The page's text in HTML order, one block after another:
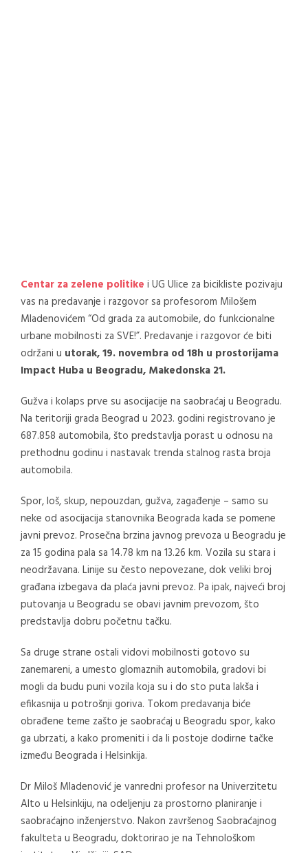
Centar za zelene politike i UG Ulice za bicikliste pozivaju
vas na predavanje i razgovor sa profesorom Milošem
Mladenovićem “Od grada za automobile, do funkcionalne
urbane mobilnosti za SVE!”. Predavanje i razgovor će biti
održani u utorak, 19. novembra od 18h u prostorijama
Impact Huba u Beogradu, Makedonska 21.
Gužva i kolaps prve su asocijacije na saobraćaj u Beogradu.
Na teritoriji grada Beograd u 2023. godini registrovano je
687.858 automobila, što predstavlja porast u odnosu na
prethodnu godinu i nastavak trenda stalnog rasta broja
automobila.
Spor, loš, skup, nepouzdan, gužva, zagađenje – samo su
neke od asocijacija stanovnika Beograda kada se pomene
javni prevoz. Prosečna brzina javnog prevoza u Beogradu je
za 15 godina pala sa 14.78 km na 13.26 km. Vozila su stara i
neodržavana. Linije su često nepovezane, dok veliki broj
građana izbegava da plaća javni prevoz. Pa ipak, najveći broj
putovanja u Beogradu se obavi javnim prevozom, što
predstavlja dobru početnu tačku.
Sa druge strane ostali vidovi mobilnosti gotovo su
zanemareni, a umesto glomaznih automobila, gradovi bi
mogli da budu puni vozila koja su i do sto puta lakša i
efikasnija u potrošnji goriva. Tokom predavanja biće
obrađene teme zašto je saobraćaj u Beogradu spor, kako
ga ubrzati, a kako promeniti i da li postoje dodirne tačke
između Beograda i Helsinkija.
Dr Miloš Mladenović je vanredni profesor na Univerzitetu
Alto u Helsinkiju, na odeljenju za prostorno planiranje i
saobraćajno inženjerstvo. Nakon završenog Saobraćajnog
fakulteta u Beogradu, doktorirao je na Tehnološkom